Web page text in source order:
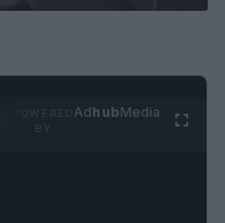
AdhubMedia